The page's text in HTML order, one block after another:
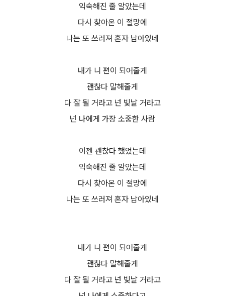
익숙해진 줄 알았는데
다시 찾아온 이 절망에
나는 또 쓰러져 혼자 남아있네
내가 니 편이 되어줄게
괜찮다 말해줄게
다 잘 될 거라고 넌 빛날 거라고
넌 나에게 가장 소중한 사람
이젠 괜찮다 했었는데
익숙해진 줄 알았는데
다시 찾아온 이 절망에
나는 또 쓰러져 혼자 남아있네
내가 니 편이 되어줄게
괜찮다 말해줄게
다 잘 될 거라고 넌 빛날 거라고